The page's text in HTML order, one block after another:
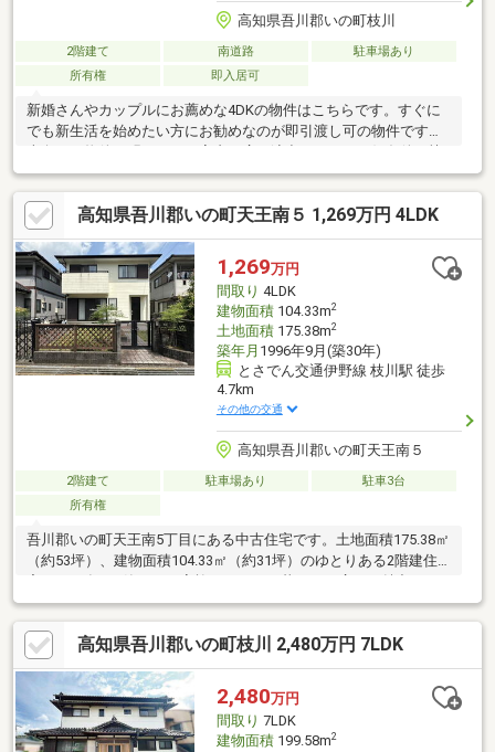
高知県吾川郡いの町枝川
2階建て 南道路
駐車場あり
所有権
即入居可
新婚さんやカップルにお薦めな4DKの物件はこちらです。すぐに
でも新生活を始めたい方にお勧めなのが即引渡し可の物件です。
適な住み心地の800万円の物件となっています。経済的なメリッ
トの大きい中古戸建て物件です。2駅利用できる場所にあるので利
便性が高いです。建物面積が99.52平米あるので、スペースも十分
で生活のしやすい広さ。
高知県吾川郡いの町天王南５ 1,269万円 4LDK
1,269万円
間取り 4LDK
建物面積104.33m2
土地面積175.38m2
築年月 1996年9月(築30年)
とさでん交通伊野線 枝川駅 徒歩
4.7km
その他の交通
高知県吾川郡いの町天王南５
2階建て 駐車場あり
駐車3台
所有権
吾川郡いの町天王南5丁目にある中古住宅です。土地面積175.38㎡
（約53坪）、建物面積104.33㎡（約31坪）のゆとりある2階建住
宅。1996年9月築で、ご家族がゆったり暮らせる広さが魅力で
す。落ち着いた住宅街に位置し、高知市方面へのアクセスも良
好。生活利便施設も利用しやすく、子育て世帯からシニア世帯ま
で幅広くおすすめできます。価格は1269万円。リフォームやリノ
ベーションを取り入れ、自分好みの住まいづくりを楽しみたい方
にもおすすめの物件です。
高知県吾川郡いの町枝川 2,480万円 7LDK
2,480万円
間取り 7LDK
建物面積199.58m2